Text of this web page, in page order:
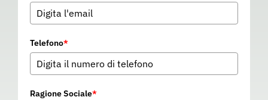
Telefono*
Ragione Sociale*